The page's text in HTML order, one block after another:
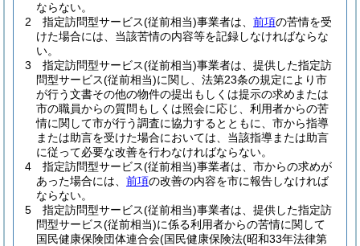
ならない。
2
指定訪問型サービス(従前相当)事業者は、 前項の苦情を受
けた場合には、当該苦情の内容等を記録しなければならな
い。
3
指定訪問型サービス(従前相当)事業者は、提供した指定訪
問型サービス(従前相当)に関し、法第23条の規定により市
が行う文書その他の物件の提出もしくは提示の求めまたは
市の職員からの質問もしくは照会に応じ、利用者からの苦
情に関して市が行う調査に協力するとともに、市から指導
または助言を受けた場合においては、当該指導または助言
に従って必要な改善を行わなければならない。
4
指定訪問型サービス(従前相当)事業者は、市からの求めが
あった場合には、 前項の改善の内容を市に報告しなければ
ならない。
5
指定訪問型サービス(従前相当)事業者は、提供した指定訪
問型サービス(従前相当)に係る利用者からの苦情に関して
国民健康保険団体連合会(国民健康保険法(昭和33年法律第